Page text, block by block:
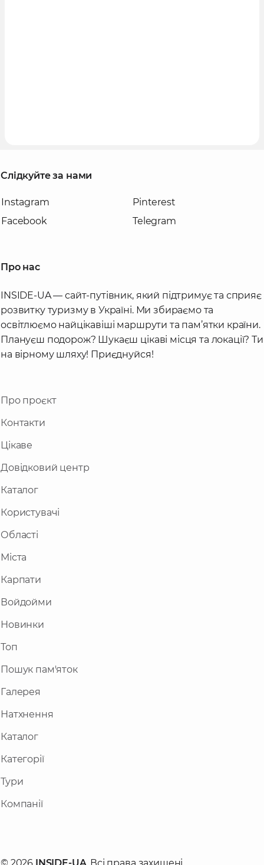
Слідкуйте за нами
Instagram
Facebook
Pinterest
Telegram
Про нас
INSIDE-UA — сайт-путівник, який підтримує та сприяє
розвитку туризму в Україні. Ми збираємо та
освітлюємо найцікавіші маршрути та пам’ятки країни.
Плануєш подорож? Шукаєш цікаві місця та локації? Ти
на вірному шляху! Приєднуйся!
Про проєкт
Контакти
Цікаве
Довідковий центр
Каталог
Користувачі
Області
Міста
Карпати
Войдойми
Новинки
Топ
Пошук пам'яток
Галерея
Натхнення
Каталог
Категорії
Тури
Компанії
© 2026 INSIDE-UA . Всі права захищені.